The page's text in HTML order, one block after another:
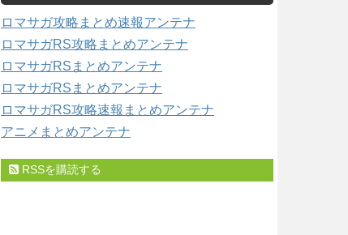
リ
ー
ロマサガ攻略まとめ速報アンテナ
ロマサガRS攻略まとめアンテナ
ロマサガRSまとめアンテナ
ロマサガRSまとめアンテナ
ロマサガRS攻略速報まとめアンテナ
アニメまとめアンテナ
RSSを購読する